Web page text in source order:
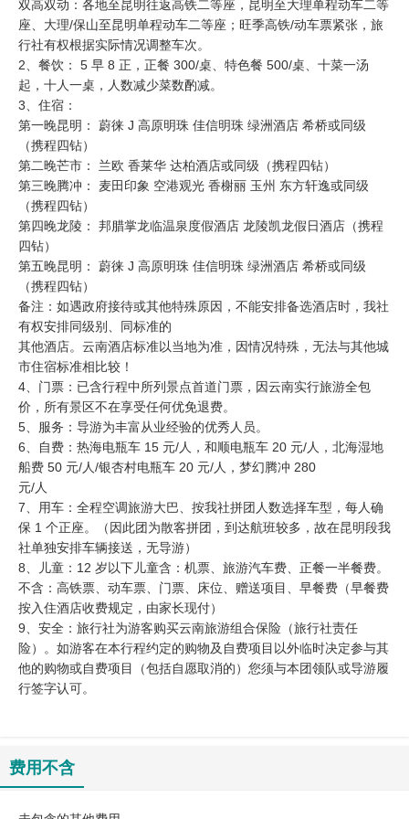
双高双动：各地至昆明往返高铁二等座，昆明至大理单程动车二等
座、大理/保山至昆明单程动车二等座；旺季高铁/动车票紧张，旅
行社有权根据实际情况调整车次。
2、餐饮： 5 早 8 正，正餐 300/桌、特色餐 500/桌、十菜一汤
起，十人一桌，人数减少菜数酌减。
3、住宿：
第一晚昆明： 蔚徕 J 高原明珠 佳信明珠 绿洲酒店 希桥或同级
（携程四钻）
第二晚芒市： 兰欧 香莱华 达柏酒店或同级（携程四钻）
第三晚腾冲： 麦田印象 空港观光 香榭丽 玉州 东方轩逸或同级
（携程四钻）
第四晚龙陵： 邦腊掌龙临温泉度假酒店 龙陵凯龙假日酒店（携程
四钻）
第五晚昆明： 蔚徕 J 高原明珠 佳信明珠 绿洲酒店 希桥或同级
（携程四钻）
备注：如遇政府接待或其他特殊原因，不能安排备选酒店时，我社
有权安排同级别、同标准的
其他酒店。云南酒店标准以当地为准，因情况特殊，无法与其他城
市住宿标准相比较！
4、门票：已含行程中所列景点首道门票，因云南实行旅游全包
价，所有景区不在享受任何优免退费。
5、服务：导游为丰富从业经验的优秀人员。
6、自费：热海电瓶车 15 元/人，和顺电瓶车 20 元/人，北海湿地
船费 50 元/人/银杏村电瓶车 20 元/人，梦幻腾冲 280
元/人
​7、用车：全程空调旅游大巴、按我社拼团人数选择车型，每人确
保 1 个正座。（因此团为散客拼团，到达航班较多，故在昆明段我
社单独安排车辆接送，无导游）
8、儿童：12 岁以下儿童含：机票、旅游汽车费、正餐一半餐费。
不含：高铁票、动车票、门票、床位、赠送项目、早餐费（早餐费
按入住酒店收费规定，由家长现付）
9、安全：旅行社为游客购买云南旅游组合保险（旅行社责任
险）。如游客在本行程约定的购物及自费项目以外临时决定参与其
他的购物或自费项目（包括自愿取消的）您须与本团领队或导游履
行签字认可。
费用不含